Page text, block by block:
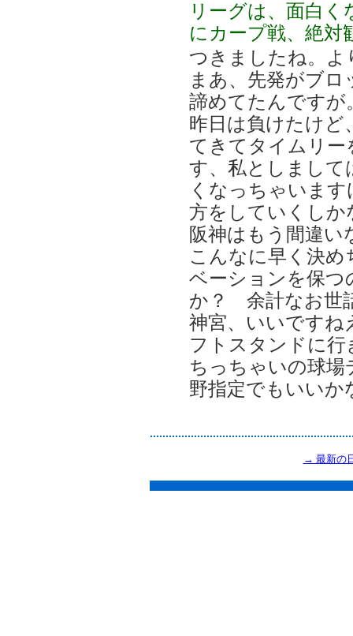
リーグは、面白く
にカープ戦、絶
つきましたね。よ
まあ、先発がブ
諦めてたんですが
昨日は負けたけど
てきてタイムリ
す、私としまして
くなっちゃいま
方をしていくしか
阪神はもう間違い
こんなに早く決
ベーションを保つ
か？ 余計なお世
神宮、いいですね
フトスタンドに
ちっちゃいの球
野指定でもいいか
→ 最新の